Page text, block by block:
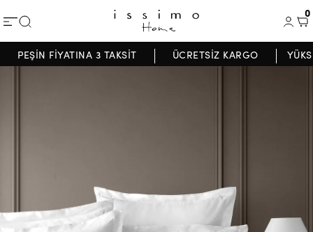
0
PEŞİN FİYATINA 3 TAKSİT ÜCRETSİZ KARGO